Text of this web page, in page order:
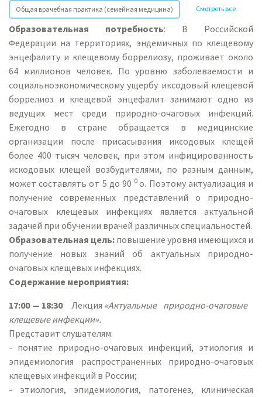
Общая врачебная практика (семейная медицина) Смотреть все
Образовательная потребность: В Российской
Федерации на территориях, эндемичных по клещевому
энцефалиту и клещевому боррелиозу, проживает около
64 миллионов человек. По уровню заболеваемости и
социальноэкономическому ущербу иксодовый клещевой
боррелиоз и клещевой энцефалит занимают одно из
ведущих мест среди природно-очаговых инфекций.
Ежегодно в стране обращается в медицинские
организации после присасывания иксодовых клещей
более 400 тысяч человек, при этом инфицированность
искодовых клещей возбудителями, по разным данным,
может составлять от 5 до 90 0 о. Поэтому актуализация и
получение современных представлений о природно-
очаговых клещевых инфекциях является актуальной
задачей при обучении врачей различных специальностей.
Образовательная цель: повышение уровня имеющихся и
получение новых знаний об актуальных природно-
очаговых клещевых инфекциях.
Содержание мероприятия:
17:00 — 18:30Лекция «Актуальные природно-очаговые
клещевые инфекции».
Представит слушателям:
- понятие природно-очаговых инфекций, этиология и
эпидемиология распространенных природно-очаговых
клещевых инфекций в России;
- этиология, эпидемиология, патогенез, клиническая